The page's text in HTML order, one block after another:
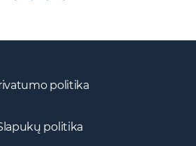
politika
politika